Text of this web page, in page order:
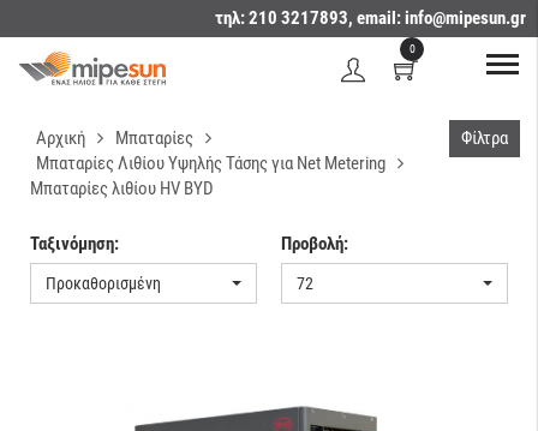
τηλ: 210 3217893, email:info@mipesun.gr
0
Αρχική
Μπαταρίες
Μπαταρίες Λιθίου Υψηλής Τάσης για Net Metering
Μπαταρίες λιθίου HV BYD
Φίλτρα
Ταξινόμηση:
Προκαθορισμένη
Προβολή:
72